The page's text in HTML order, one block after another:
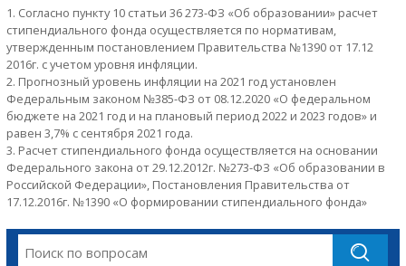
1. Согласно пункту 10 статьи 36 273-ФЗ «Об образовании» расчет
стипендиального фонда осуществляется по нормативам,
утвержденным постановлением Правительства №1390 от 17.12
2016г. с учетом уровня инфляции.
2. Прогнозный уровень инфляции на 2021 год установлен
Федеральным законом №385-ФЗ от 08.12.2020 «О федеральном
бюджете на 2021 год и на плановый период 2022 и 2023 годов» и
равен 3,7% с сентября 2021 года.
3. Расчет стипендиального фонда осуществляется на основании
Федерального закона от 29.12.2012г. №273-ФЗ «Об образовании в
Российской Федерации», Постановления Правительства от
17.12.2016г. №1390 «О формировании стипендиального фонда»